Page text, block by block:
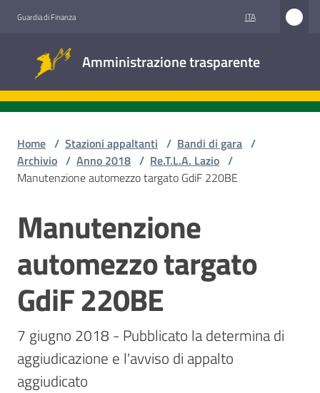
Guardia di Finanza ITA
Amministrazione trasparente
trasparente
Stazioni
appaltanti
Contatti
Home / Stazioni appaltanti / Bandi di gara /
Archivio / Anno 2018 / Re.T.L.A. Lazio /
Manutenzione automezzo targato GdiF 220BE
Salta al contenuto
Manutenzione
automezzo targato
GdiF 220BE
7 giugno 2018 - Pubblicato la determina di
aggiudicazione e l'avviso di appalto
aggiudicato